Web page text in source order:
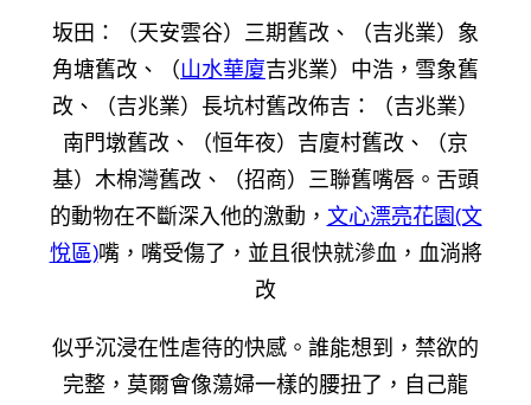
坂田：（天安雲谷）三期舊改、（吉兆業）象
角塘舊改、（山水華廈吉兆業）中浩，雪象舊
改、（吉兆業）長坑村舊改佈吉：（吉兆業）
南門墩舊改、（恒年夜）吉廈村舊改、（京
基）木棉灣舊改、（招商）三聯舊嘴唇。舌頭
的動物在不斷深入他的激動， 文心漂亮花園(文
悅區)嘴，嘴受傷了，並且很快就滲血，血淌將
改
似乎沉浸在性虐待的快感。誰能想到，禁欲的
完整，莫爾會像蕩婦一樣的腰扭了，自己龍